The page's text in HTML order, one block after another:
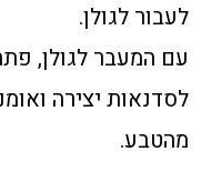
לעבור לגולן.
עם המעבר לגולן,
לסדנאות יצירה
מהטבע.